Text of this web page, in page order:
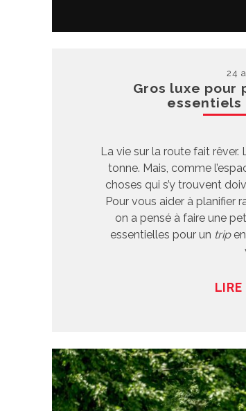
24
Gros luxe pour
essentiels
La vie sur la route fait
tonne. Mais, comme
choses qui s’y trouvent
Pour vous aider à planifier
on a pensé à faire une
essentielles pour un tripen